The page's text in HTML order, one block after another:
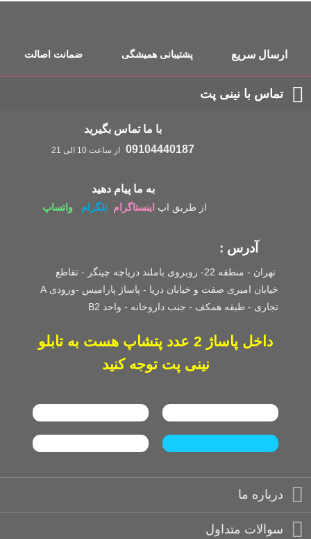
ارسال سریع پشتیبانی همیشگی ضمانت اصالت
تماس با نینی پت
با ما تماس بگیرید
09104440187 از ساعت 10 الی 21
به ما پیام دهید
از طریق اپ اینستاگرام تلگرام واتساپ
آدرس :
تهران - منطقه 22- روبروی باملند دریاچه چیتگر - تقاطع
خیابان امیری صفت و خیابان دریا - پاساژ پارامیس -ورودی A
تجاری - طبقه همکف - جنب داروخانه - واحد B2
داخل پاساژ 2 عدد پتشاپ هست به تابلو
نینی پت توجه کنید
درباره ما
سوالات متداول